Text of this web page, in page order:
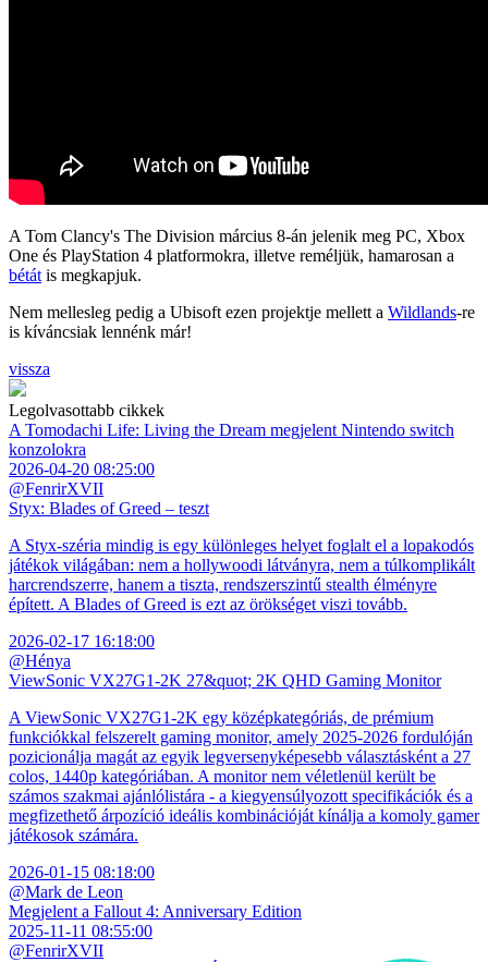
A Tom Clancy's The Division március 8-án jelenik meg PC, Xbox
One és PlayStation 4 platformokra, illetve reméljük, hamarosan a
bétát is megkapjuk.
Nem mellesleg pedig a Ubisoft ezen projektje mellett a Wildlands-re
is kíváncsiak lennénk már!
vissza
Legolvasottabb cikkek
A Tomodachi Life: Living the Dream megjelent Nintendo switch
konzolokra
2026-04-20 08:25:00
@FenrirXVII
Styx: Blades of Greed – teszt
A Styx-széria mindig is egy különleges helyet foglalt el a lopakodós
játékok világában: nem a hollywoodi látványra, nem a túlkomplikált
harcrendszerre, hanem a tiszta, rendszerszintű stealth élményre
épített. A Blades of Greed is ezt az örökséget viszi tovább.
2026-02-17 16:18:00
@Hénya
ViewSonic VX27G1-2K 27&quot; 2K QHD Gaming Monitor
A ViewSonic VX27G1-2K egy középkategóriás, de prémium
funkciókkal felszerelt gaming monitor, amely 2025-2026 fordulóján
pozicionálja magát az egyik legversenyképesebb választásként a 27
colos, 1440p kategóriában. A monitor nem véletlenül került be
számos szakmai ajánlólistára - a kiegyensúlyozott specifikációk és a
megfizethető árpozíció ideális kombinációját kínálja a komoly gamer
játékosok számára.
2026-01-15 08:18:00
@Mark de Leon
Megjelent a Fallout 4: Anniversary Edition
2025-11-11 08:55:00
@FenrirXVII